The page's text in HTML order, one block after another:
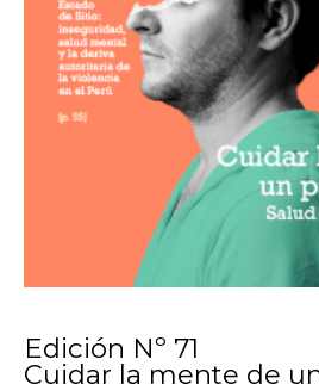
Edición Nº 71
Cuidar la mente de